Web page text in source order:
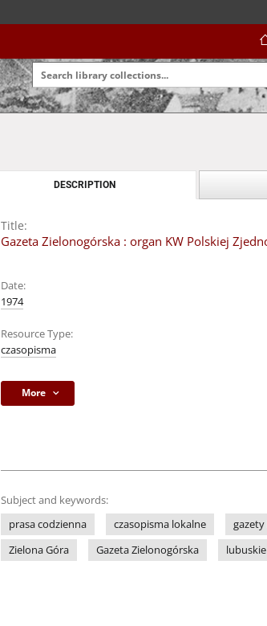
DESCRIPTION
Title:
Gazeta Zielonogórska : organ KW Polskiej
Date:
1974
Resource Type:
czasopisma
More
Subject and keywords:
prasa codzienna
czasopisma lokalne
Zielona Góra
Gazeta Zielonogórska lubuskie